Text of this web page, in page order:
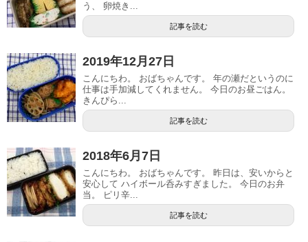
う、 卵焼き...
記事を読む
2019年12月27日
こんにちわ。 おばちゃんです。 年の瀬だというのに
仕事は手加減してくれません。 今日のお昼ごはん。
きんぴら...
記事を読む
2018年6月7日
こんにちわ。 おばちゃんです。 昨日は、安いからと
安心して ハイボール呑みすぎました。 今日のお弁
当。 ピリ辛...
記事を読む